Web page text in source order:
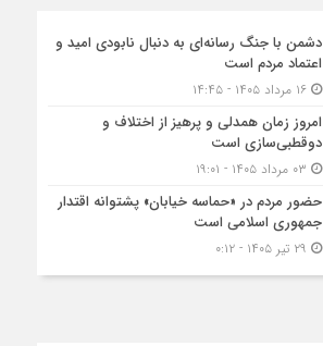
دشمن با جنگ رسانه‌ای به دنبال نابودی امید و
اعتماد مردم است
۱۶ مرداد ۱۴۰۵ - ۱۴:۴۵
امروز زمان همدلی و پرهیز از اختلاف و
دوقطبی‌سازی است
حضور مردم در «حماسه خیابان» پشتوانه اقتدار
جمهوری اسلامی است